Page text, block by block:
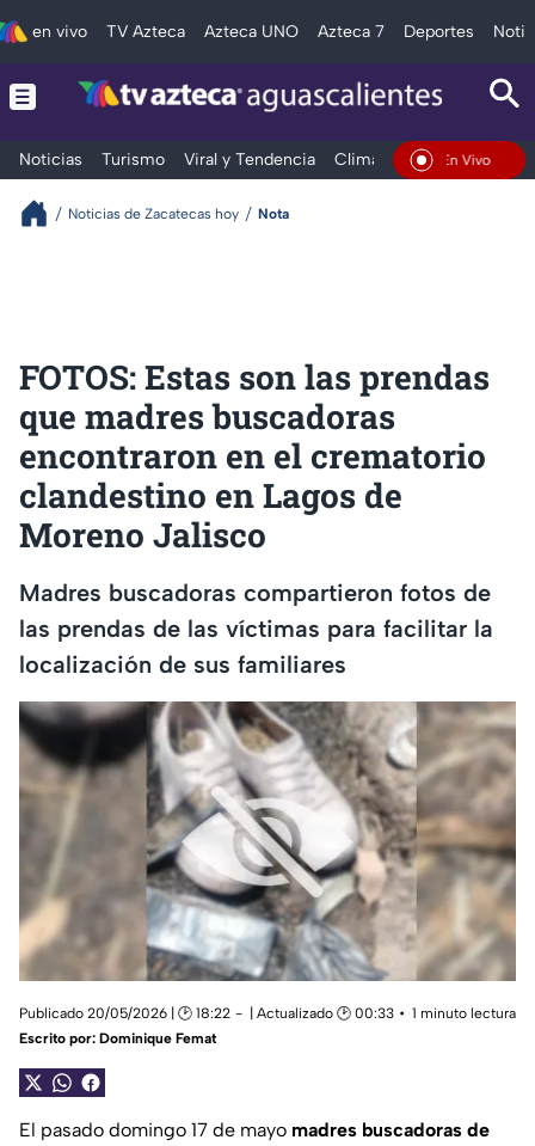
en vivo TV Azteca Azteca UNO Azteca 7 Deportes
Noticias Turismo Viral y Tendencia Clima Deportes
En Vivo
Noticias de Zacatecas hoy Nota
FOTOS: Estas son las prendas
que madres buscadoras
encontraron en el crematorio
clandestino en Lagos de
Moreno Jalisco
Madres buscadoras compartieron fotos de
las prendas de las víctimas para facilitar la
localización de sus familiares
Publicado 20/05/2026 | 🕑 18:22 | Actualizado 🕑 00:33
1 minuto lectura
Escrito por: Dominique Femat
El pasado domingo 17 de mayo madres buscadoras de